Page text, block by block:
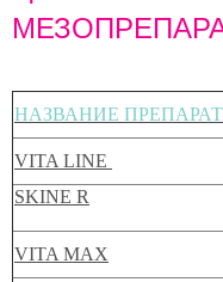
НАЗВАНИЕ
VITA LINE
SKINE R
VITA MAX